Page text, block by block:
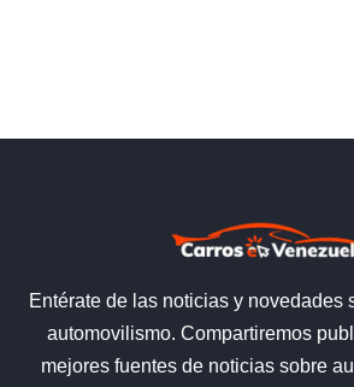
Entérate de las noticias y novedades
automovilismo. Compartiremos
mejores fuentes de noticias sobre